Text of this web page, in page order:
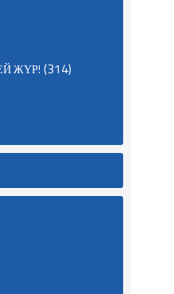
ЖҮР! (314)